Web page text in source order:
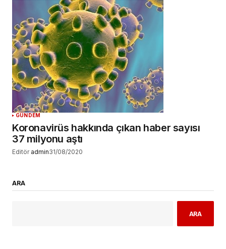
GÜNDEM
Koronavirüs hakkında çıkan haber sayısı
37 milyonu aştı
Editör admin31/08/2020
ARA
ARA